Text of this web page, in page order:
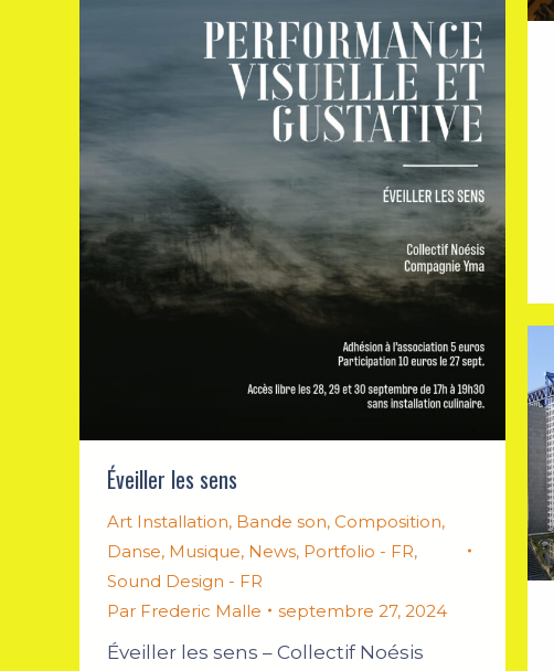
Éveiller les sens
Art Installation, Bande son, Composition,
Danse, Musique, News, Portfolio - FR,
Sound Design - FR
Par Frederic Malle septembre 27, 2024
Éveiller les sens – Collectif Noésis